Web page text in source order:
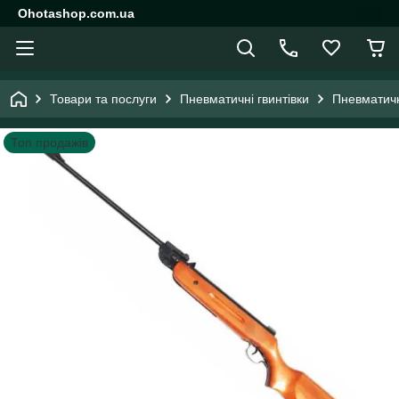
Ohotashop.com.ua
Товари та послуги Пневматичні гвинтівки
Топ продажів